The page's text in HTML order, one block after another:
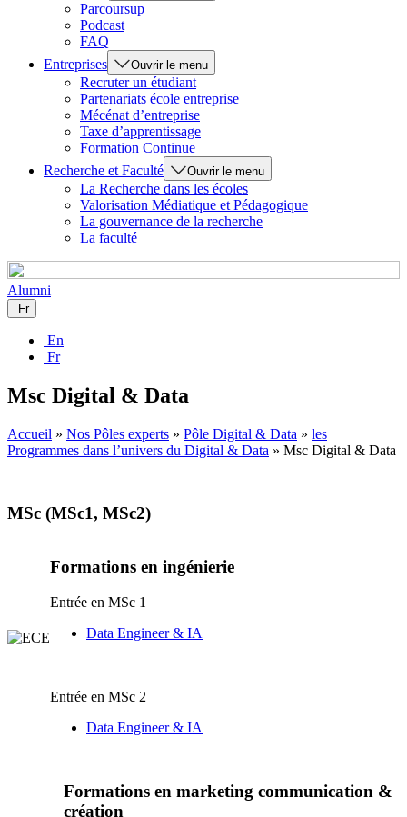
Parcoursup
Podcast
FAQ
Entreprises
Ouvrir le menu
Recruter un étudiant
Partenariats école entreprise
Mécénat d’entreprise
Taxe d’apprentissage
Formation Continue
Recherche et Faculté
Ouvrir le menu
La Recherche dans les écoles
Valorisation Médiatique et Pédagogique
La gouvernance de la recherche
La faculté
Alumni
Fr
En
Fr
Msc Digital & Data
Accueil » Nos Pôles experts » Pôle Digital & Data » les
Programmes dans l’univers du Digital & Data » Msc Digital & Data
MSc (MSc1, MSc2)
Formations en ingénierie
Entrée en MSc 1
Data Engineer & IA
Entrée en MSc 2
Data Engineer & IA
Formations en marketing communication &
création